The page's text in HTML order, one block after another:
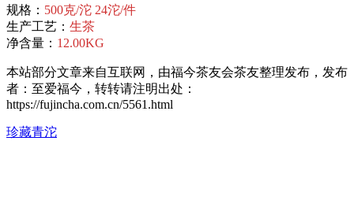
规格： 500克/沱 24沱/件
生产工艺： 生茶
净含量： 12.00KG
本站部分文章来自互联网，由福今茶友会茶友整理发布，发布
者：至爱福今，转转请注明出处：
https://fujincha.com.cn/5561.html
珍藏青沱